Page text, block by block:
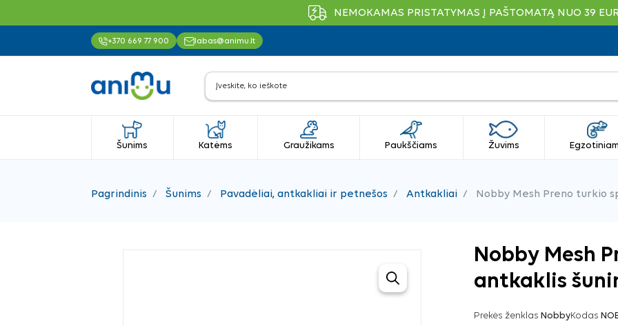
NEMOKAMAS PRISTATYMAS Į PAŠTOMATĄ NUO 39
+370 669 77 900 labas@animu.lt
Šunims Katėms Graužikams Paukščiams Žuvims
Pagrindinis Šunims Pavadėliai, antkakliai ir petnešos Antkakliai Nobby Mesh Preno turkio
Nobby Mesh
antkaklis
Prekės ženklas NobbyKodas